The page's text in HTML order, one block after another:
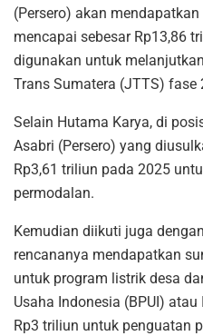
(Persero) akan
mencapai sebesar Rp13,86
digunakan untuk
Trans Sumatera (JTTS) fase
Selain Hutama Karya, di
Asabri (Persero) yang
Rp3,61 triliun pada 2025
permodalan.
Kemudian diikuti juga
rencananya mendapatkan
untuk program listrik desa
Usaha Indonesia (BPUI)
Rp3 triliun untuk penguatan